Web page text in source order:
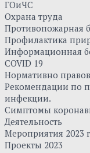
ГОиЧС
Охрана труда
Противопожарная
Профилактика
Информационная
COVID 19
Нормативно
Рекомендации по
инфекции.
Симптомы
Деятельность
Мероприятия 2023
Проекты 2023